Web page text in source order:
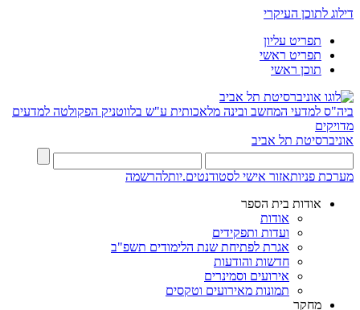
דילוג לתוכן העיקרי
תפריט עליון
תפריט ראשי
תוכן ראשי
ביה"ס למדעי המחשב ובינה מלאכותית ע"ש בלווטניק הפקולטה למדעים
מדויקים
אוניברסיטת תל אביב
מערכת פניותאזור אישי לסטודנטים.יותלהרשמה
אודות בית הספר
אודות
ועדות ותפקידים
אגרת לפתיחת שנת הלימודים תשפ"ב
חדשות והודעות
אירועים וסמינרים
תמונות מאירועים וטקסים
מחקר